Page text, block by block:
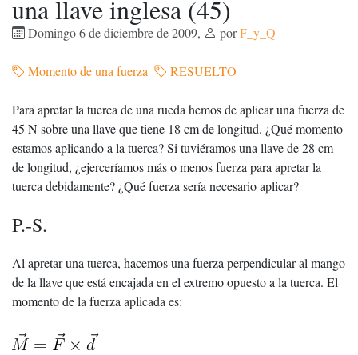
una llave inglesa (45)
Domingo 6 de diciembre de 2009, porF_y_Q
Momento de una fuerza RESUELTO
Para apretar la tuerca de una rueda hemos de aplicar una fuerza de
45 N sobre una llave que tiene 18 cm de longitud. ¿Qué momento
estamos aplicando a la tuerca? Si tuviéramos una llave de 28 cm
de longitud, ¿ejerceríamos más o menos fuerza para apretar la
tuerca debidamente? ¿Qué fuerza sería necesario aplicar?
P.-S.
Al apretar una tuerca, hacemos una fuerza perpendicular al mango
de la llave que está encajada en el extremo opuesto a la tuerca. El
momento de la fuerza aplicada es: